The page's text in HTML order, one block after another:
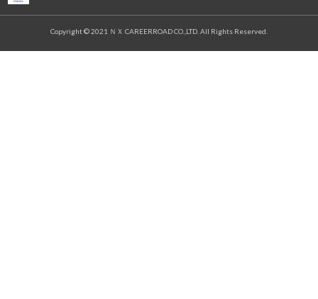
Copyright © 2021 ＮＸ CAREERROAD CO.,LTD. All Rights Reserved.